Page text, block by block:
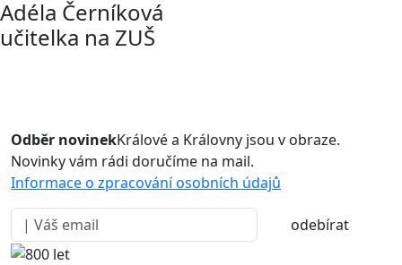
Adéla Černíková
učitelka na ZUŠ
Odběr novinekKrálové a Královny jsou v obraze.
Novinky vám rádi doručíme na mail.
Informace o zpracování osobních údajů
odebírat